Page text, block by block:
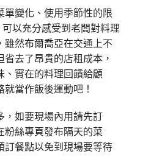
單變化、使用季節性的限
以充分感受到老闆對料理
雖然布爾喬亞在交通上不
省去了昂貴的店租成本，
、實在的料理回饋給顧
當作飯後運動吧！
，如要現場內用請先訂
粉絲專頁發布隔天的菜
訂餐點以免到現場要等待